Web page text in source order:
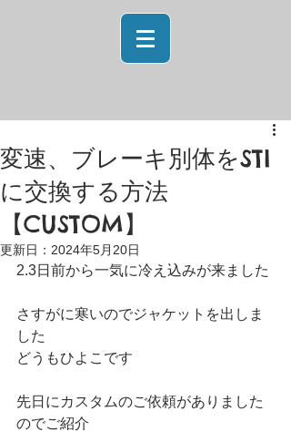
変速、ブレーキ別体をSTI
に交換する方法
【CUSTOM】
更新日： 2024年5月20日
2.3日前から一気に冷え込みが来ました
さすがに寒いのでジャケットを出しま
した
どうもひよこです
先日にカスタムのご依頼がありました
のでご紹介